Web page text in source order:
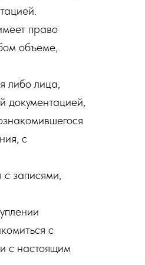
право
объеме,
либо лица,
документацией,
с
записями,
с
с настоящим